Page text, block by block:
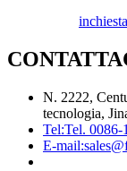
inchiesta
N. 2222,
tecnologia,
Tel:Tel. 0086-
E-mail: